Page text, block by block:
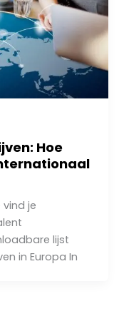
Hoe
vind je
lijst
in Europa In